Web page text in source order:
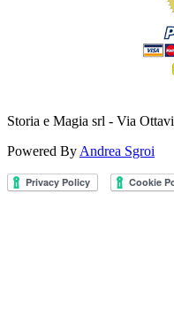
Storia e Magia srl - Via
Powered By Andrea Sgroi